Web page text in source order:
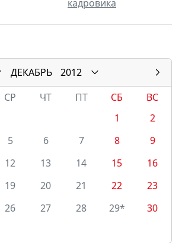
кадровика
ДЕКАБРЬ
2012
СР ЧТ ПТ СБ
ВС
1
2
5 6 7 8
9
12 13 14 15
16
19 20 21 22
23
26 27 28 29*
30